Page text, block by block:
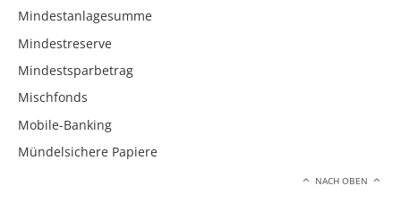
Mindestanlagesumme
Mindestreserve
Mindestsparbetrag
Mischfonds
Mobile-Banking
Mündelsichere Papiere
NACH OBEN